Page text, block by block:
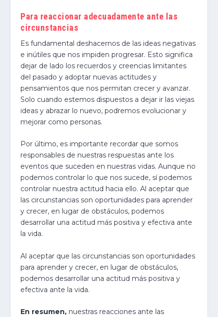
Para reaccionar adecuadamente ante las
circunstancias
Es fundamental deshacernos de las ideas negativas
e inútiles que nos impiden progresar. Esto significa
dejar de lado los recuerdos y creencias limitantes
del pasado y adoptar nuevas actitudes y
pensamientos que nos permitan crecer y avanzar.
Solo cuando estemos dispuestos a dejar ir las viejas
ideas y abrazar lo nuevo, podremos evolucionar y
mejorar como personas.
Por último, es importante recordar que somos
responsables de nuestras respuestas ante los
eventos que suceden en nuestras vidas. Aunque no
podemos controlar lo que nos sucede, sí podemos
controlar nuestra actitud hacia ello. Al aceptar que
las circunstancias son oportunidades para aprender
y crecer, en lugar de obstáculos, podemos
desarrollar una actitud más positiva y efectiva ante
la vida.
Al aceptar que las circunstancias son oportunidades
para aprender y crecer, en lugar de obstáculos,
podemos desarrollar una actitud más positiva y
efectiva ante la vida.
En resumen, nuestras reacciones ante las